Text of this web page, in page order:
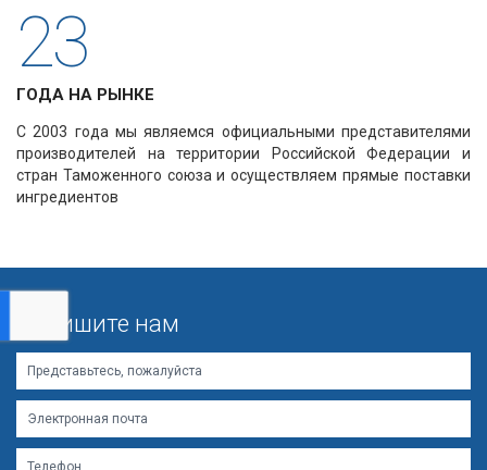
23
ГОДА НА РЫНКЕ
С 2003 года мы являемся официальными представителями
производителей на территории Российской Федерации и
стран Таможенного союза и осуществляем прямые поставки
ингредиентов
Напишите нам